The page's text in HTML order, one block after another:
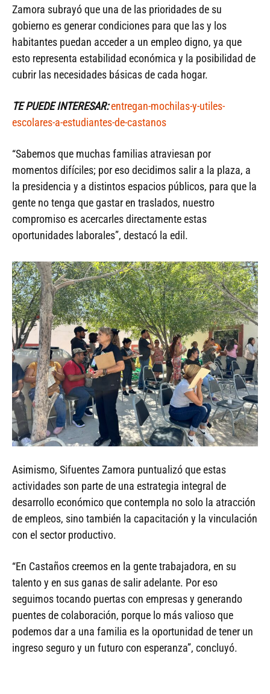
Zamora subrayó que una de las prioridades de su
gobierno es generar condiciones para que las y los
habitantes puedan acceder a un empleo digno, ya que
esto representa estabilidad económica y la posibilidad de
cubrir las necesidades básicas de cada hogar.
TE PUEDE INTERESAR:entregan-mochilas-y-utiles-
escolares-a-estudiantes-de-castanos
“Sabemos que muchas familias atraviesan por
momentos difíciles; por eso decidimos salir a la plaza, a
la presidencia y a distintos espacios públicos, para que la
gente no tenga que gastar en traslados, nuestro
compromiso es acercarles directamente estas
oportunidades laborales”, destacó la edil.
Asimismo, Sifuentes Zamora puntualizó que estas
actividades son parte de una estrategia integral de
desarrollo económico que contempla no solo la atracción
de empleos, sino también la capacitación y la vinculación
con el sector productivo.
“En Castaños creemos en la gente trabajadora, en su
talento y en sus ganas de salir adelante. Por eso
seguimos tocando puertas con empresas y generando
puentes de colaboración, porque lo más valioso que
podemos dar a una familia es la oportunidad de tener un
ingreso seguro y un futuro con esperanza”, concluyó.